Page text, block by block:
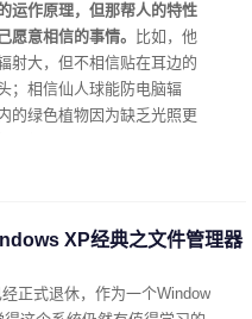
运作原理，但那帮人的特性
愿意相信的事情。
比如，他
射大，但不相信贴在耳边的
；相信仙人球能防电脑辐
的绿色植物因为缺乏光照更
XP经典之文件管理器
正式退休，作为一个Window